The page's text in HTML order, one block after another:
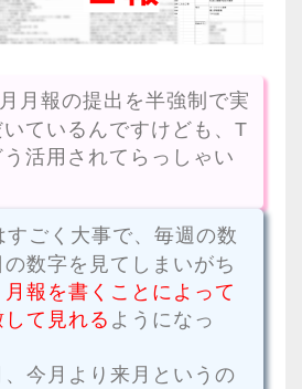
月報の提出を半強制で実
ているんですけども、T
活用されてらっしゃい
ごく大事で、毎週の数
数字を見てしまいがち
月報を書くことによって
て見れる ようになっ
今月より来月というの